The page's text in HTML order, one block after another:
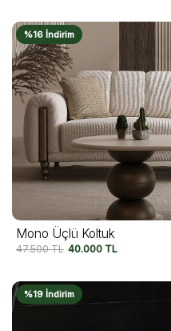
%16 İndirim
Mono Üçlü Koltuk
47.500TL 40.000 TL
%19 İndirim